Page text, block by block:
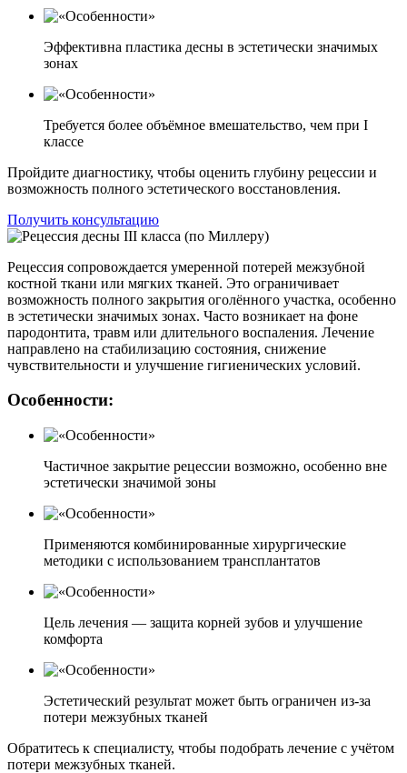
Эффективна пластика десны в эстетически значимых
зонах
Требуется более объёмное вмешательство, чем при I
классе
Пройдите диагностику, чтобы оценить глубину рецессии и
возможность полного эстетического восстановления.
Получить консультацию
Рецессия сопровождается умеренной потерей межзубной
костной ткани или мягких тканей. Это ограничивает
возможность полного закрытия оголённого участка, особенно
в эстетически значимых зонах. Часто возникает на фоне
пародонтита, травм или длительного воспаления. Лечение
направлено на стабилизацию состояния, снижение
чувствительности и улучшение гигиенических условий.
Особенности:
Частичное закрытие рецессии возможно, особенно вне
эстетически значимой зоны
Применяются комбинированные хирургические
методики с использованием трансплантатов
Цель лечения — защита корней зубов и улучшение
комфорта
Эстетический результат может быть ограничен из-за
потери межзубных тканей
Обратитесь к специалисту, чтобы подобрать лечение с учётом
потери межзубных тканей.